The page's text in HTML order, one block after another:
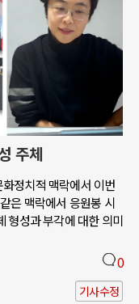
주체
정치적 맥락에서 이번
은 맥락에서 응원봉 시
형성과 부각에 대한 의미
0
기사수정